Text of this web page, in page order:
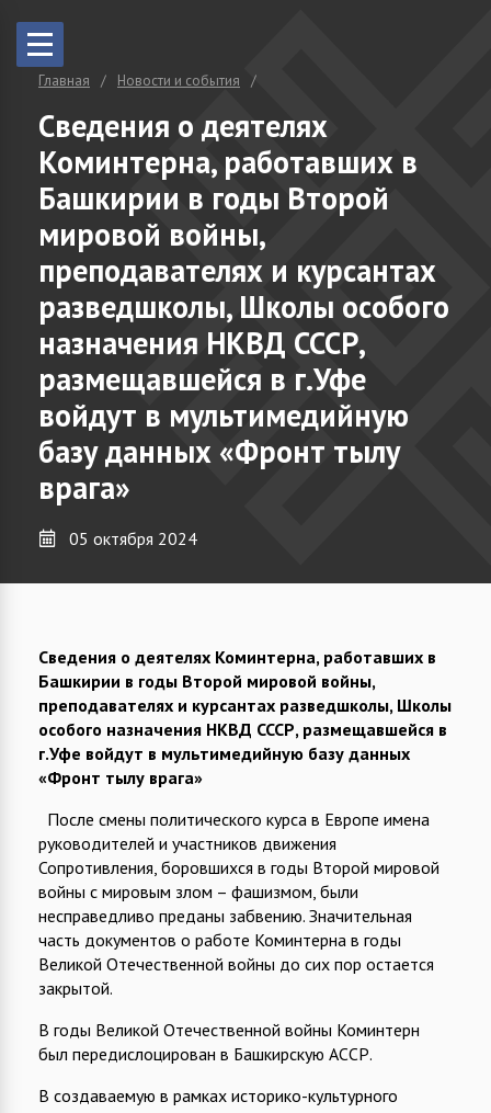
Главная Новости и события
Сведения о деятелях
Коминтерна, работавших в
Башкирии в годы Второй
мировой войны,
преподавателях и курсантах
разведшколы, Школы особого
назначения НКВД СССР,
размещавшейся в г.Уфе
войдут в мультимедийную
базу данных «Фронт тылу
врага»
05 октября 2024
Сведения о деятелях Коминтерна, работавших в
Башкирии в годы Второй мировой войны,
преподавателях и курсантах разведшколы, Школы
особого назначения НКВД СССР, размещавшейся в
г.Уфе войдут в мультимедийную базу данных
«Фронт тылу врага»
После смены политического курса в Европе имена
руководителей и участников движения
Сопротивления, боровшихся в годы Второй мировой
войны с мировым злом – фашизмом, были
несправедливо преданы забвению. Значительная
часть документов о работе Коминтерна в годы
Великой Отечественной войны до сих пор остается
закрытой.
В годы Великой Отечественной войны Коминтерн
был передислоцирован в Башкирскую АССР.
В создаваемую в рамках историко-культурного